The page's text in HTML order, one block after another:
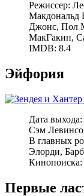
Режиссер:
Макдональд
Джонс, Пол
МакГакин,
IMDB: 8.4
Эйфория
Дата
Сэм
В главных
Элорди,
Первые